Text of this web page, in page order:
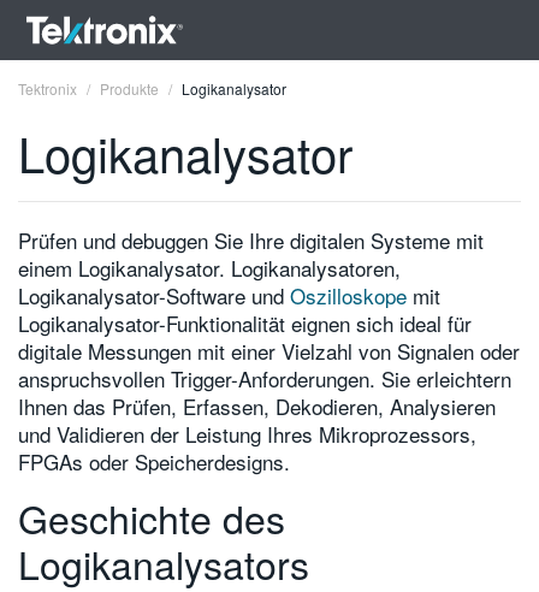
ENGLISH
FRANÇAIS
DEUTSCH
VIỆT NAM
简体中文
日本語
한국어
繁體中文
Tektronix Produkte Logikanalysator
Logikanalysator
Prüfen und debuggen Sie Ihre digitalen Systeme mit
einem Logikanalysator. Logikanalysatoren,
Logikanalysator-Software und Oszilloskope mit
Logikanalysator-Funktionalität eignen sich ideal für
digitale Messungen mit einer Vielzahl von Signalen oder
anspruchsvollen Trigger-Anforderungen. Sie erleichtern
Ihnen das Prüfen, Erfassen, Dekodieren, Analysieren
und Validieren der Leistung Ihres Mikroprozessors,
FPGAs oder Speicherdesigns.
Geschichte des
Logikanalysators